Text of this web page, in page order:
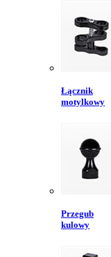
Łącznik
motylkowy
Przegub
kulowy